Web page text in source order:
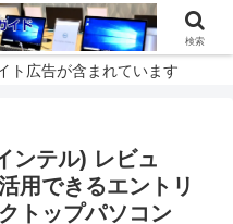
ト広告が含まれています
ンテル) レビュ
用できるエントリ
トップパソコン
検索